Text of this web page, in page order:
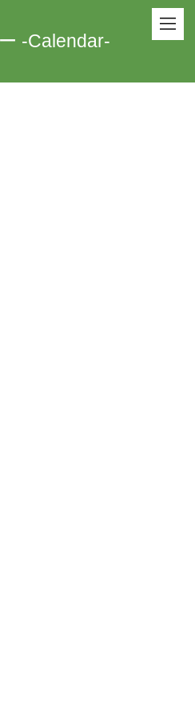
-Calendar-